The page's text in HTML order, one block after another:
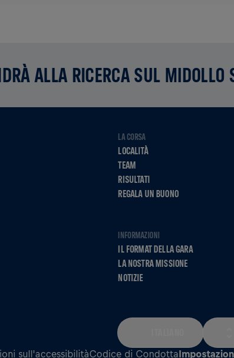
ALLA RICERCA SUL MIDOLLO
LA CORSA
LOCALITÀ
TEAM
RISULTATI
REGALA UN BUONO
INFORMAZIONI
IL FORMAT DELLA GARA
LA NOSTRA MISSIONE
NOTIZIE
sull'accessibilitàCodice di Condotta